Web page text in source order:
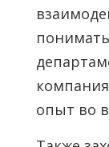
опыт во